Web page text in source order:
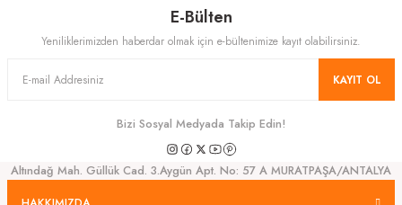
E-Bülten
Yeniliklerimizden haberdar olmak için e-bültenimize kayıt olabilirsiniz.
KAYIT OL
Bizi Sosyal Medyada Takip Edin!
Altındağ Mah. Güllük Cad. 3.Aygün Apt. No: 57 A MURATPAŞA/ANTALYA